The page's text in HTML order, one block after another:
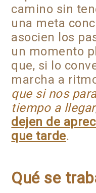
camino sin
una meta
asocien los
un momento
que, si lo
marcha a
que si nos
tiempo a llegar
dejen de
que tarde.
Qué se